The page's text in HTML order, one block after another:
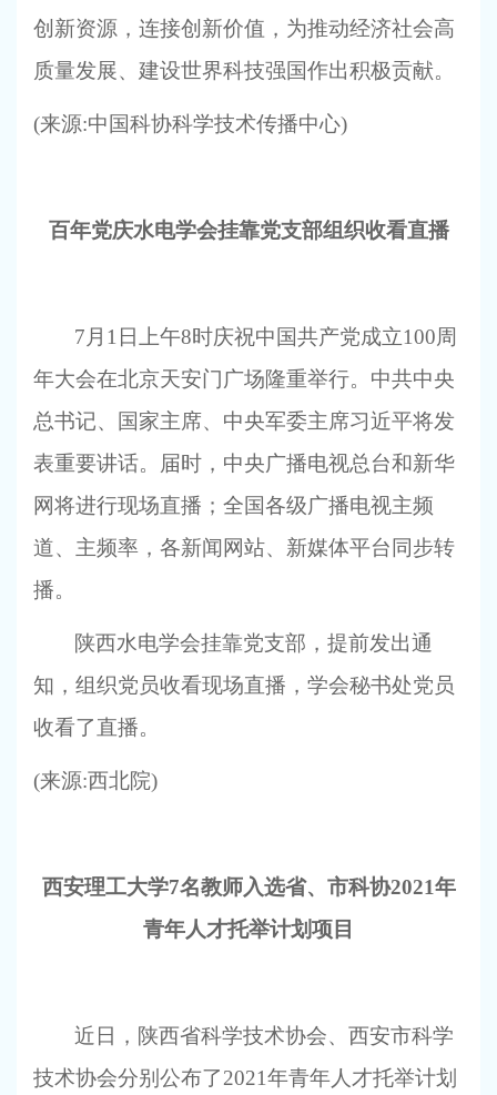
创新资源，连接创新价值，为推动经济社会高
质量发展、建设世界科技强国作出积极贡献。
(来源:中国科协科学技术传播中心)
百年党庆水电学会挂靠党支部组织收看直播
7 月1日上午8时庆祝中国共产党成立100周
年大会在北京天安门广场隆重举行。中共中央
总书记、国家主席、中央军委主席习近平将发
表重要讲话。届时，中央广播电视总台和新华
网将进行现场直播；全国各级广播电视主频
道、主频率，各新闻网站、新媒体平台同步转
播。
陕西水电学会挂靠党支部，提前发出通
知，组织党员收看现场直播，学会秘书处党员
收看了直播。
(来源:西北院)
西安理工大学7名教师入选省、市科协2021年
青年人才托举计划项目
近日，陕西省科学技术协会、西安市科学
技术协会分别公布了2021年青年人才托举计划